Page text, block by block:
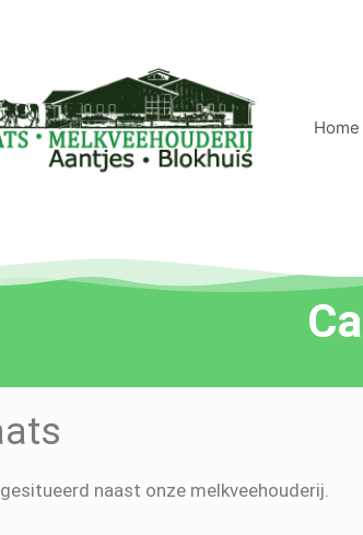
Home
naast onze melkveehouderij.